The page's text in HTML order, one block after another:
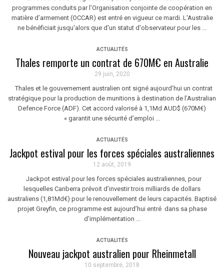
programmes conduits par l’Organisation conjointe de coopération en
matière d’armement (OCCAR) est entré en vigueur ce mardi. L'Australie
ne bénéficiait jusqu'alors que d'un statut d'observateur pour les ...
ACTUALITÉS
Thales remporte un contrat de 670M€ en Australie
29 juin, 2020
Thales et le gouvernement australien ont signé aujourd’hui un contrat
stratégique pour la production de munitions à destination de l’Australian
Defence Force (ADF). Cet accord valorisé à 1,1Md AUD$ (670M€)
« garantit une sécurité d’emploi ...
ACTUALITÉS
Jackpot estival pour les forces spéciales australiennes
12 août, 2019
Jackpot estival pour les forces spéciales australiennes, pour
lesquelles Canberra prévoit d’investir trois milliards de dollars
australiens (1,81Md€) pour le renouvellement de leurs capacités. Baptisé
projet Greyfin, ce programme est aujourd’hui entré dans sa phase
d’implémentation ...
ACTUALITÉS
Nouveau jackpot australien pour Rheinmetall
10 septembre, 2018